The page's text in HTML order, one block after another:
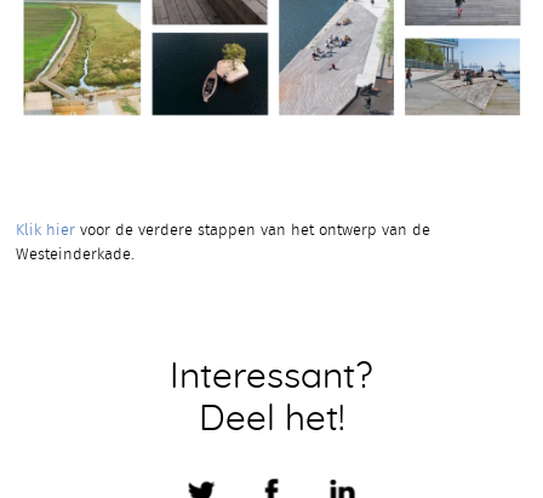
Klik hier voor de verdere stappen van het ontwerp van de
Westeinderkade.
Interessant?
Deel het!